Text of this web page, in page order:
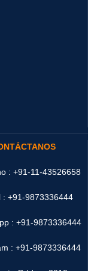
: +91-11-43526658
: +91-9873336444
:+91-9873336444
: +91-9873336444